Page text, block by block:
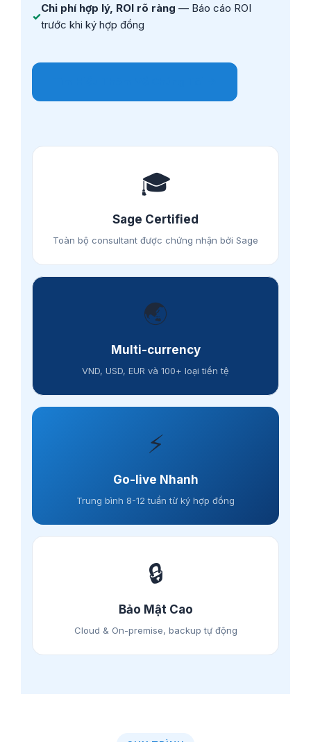
Chi phí hợp lý, ROI rõ ràng — Báo cáo ROI
trước khi ký hợp đồng
🎓
Sage Certified
Toàn bộ consultant được chứng nhận bởi Sage
🌏
Multi-currency
VND, USD, EUR và 100+ loại tiền tệ
⚡
Go-live Nhanh
Trung bình 8-12 tuần từ ký hợp đồng
🔒
Bảo Mật Cao
Cloud & On-premise, backup tự động